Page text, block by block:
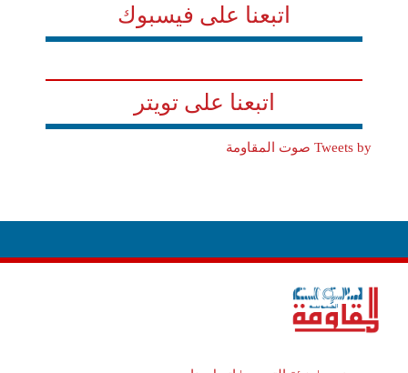
اتبعنا على فيسبوك
اتبعنا على تويتر
Tweets by صوت المقاومة